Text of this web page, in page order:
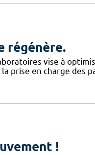
régénère.
vise à
prise en charge des
!